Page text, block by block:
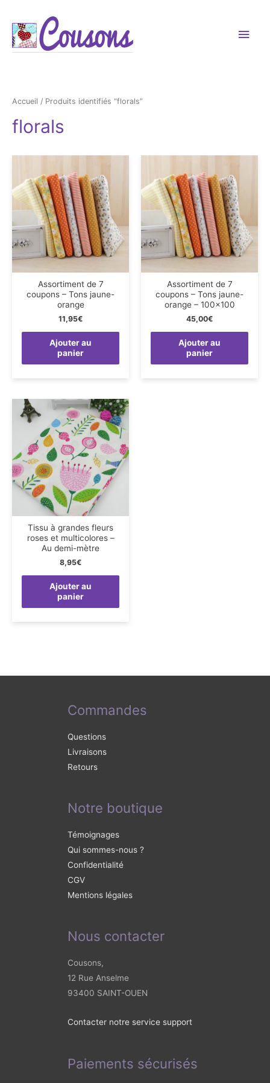
Accueil / Produits identifiés “florals”
florals
Assortiment de 7
coupons – Tons jaune-
orange
11,95€
Ajouter au
panier
Assortiment de 7
coupons – Tons jaune-
orange – 100×100
45,00€
Ajouter au
panier
Tissu à grandes fleurs
roses et multicolores –
Au demi-mètre
8,95€
Ajouter au
panier
Commandes
Questions
Livraisons
Retours
Notre boutique
Témoignages
Qui sommes-nous ?
Confidentialité
CGV
Mentions légales
Nous contacter
Cousons,
12 Rue Anselme
93400 SAINT-OUEN
Contacter notre service support
Paiements sécurisés